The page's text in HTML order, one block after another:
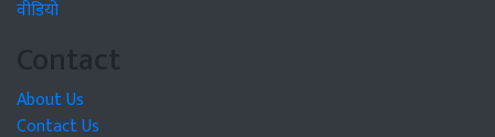
वीडियो
Contact
About Us
Contact Us